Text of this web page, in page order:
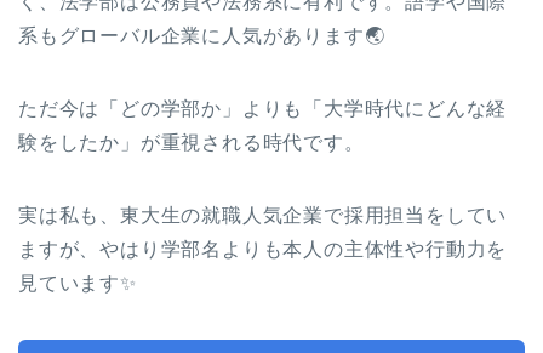
系もグローバル企業に人気があります🌏
ただ今は「どの学部か」よりも「大学時代にどんな経
験をしたか」が重視される時代です。
実は私も、東大生の就職人気企業で採用担当をしてい
ますが、やはり学部名よりも本人の主体性や行動力を
見ています✨